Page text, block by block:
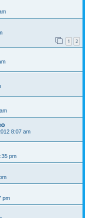
1 2
8:07 am
pm
pm